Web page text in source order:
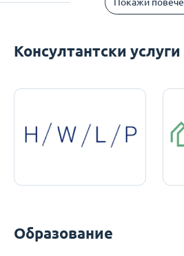
Покажи повече
Консултантски услуги
Образование